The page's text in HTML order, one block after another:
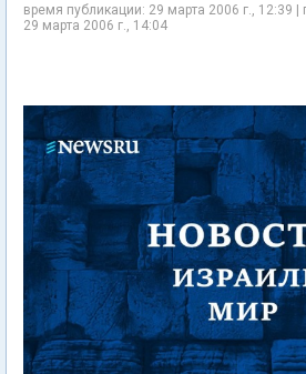
время публикации: 29 марта 2006 г., 12:39
29 марта 2006 г., 14:04